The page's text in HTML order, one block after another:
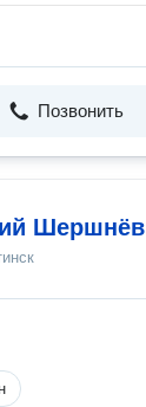
Позвонить
Шершнёв